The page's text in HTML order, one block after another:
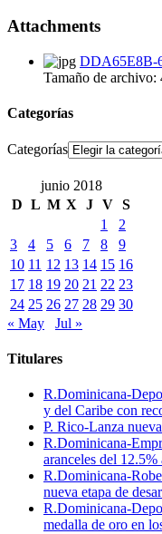
Attachments
DDA65E8B-
Tamaño de archivo:
Categorías
Categorías
junio 2018
D L M X J V S
1
2
3
4 5 6 7 8
9
10 11 12 13 14 15 16
17 18 19 20 21 22 23
24 25 26 27 28 29 30
« May
Jul »
Titulares
R.Dominicana-
y del Caribe con
P. Rico-Lanza
R.Dominicana-
aranceles del
R.Dominicana-
nueva etapa de
R.Dominicana-
medalla de oro en